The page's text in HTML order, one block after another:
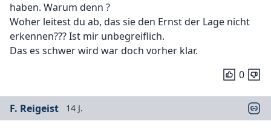
haben. Warum denn ?
Woher leitest du ab, das sie den Ernst der Lage nicht
erkennen??? Ist mir unbegreiflich.
Das es schwer wird war doch vorher klar.
0
F. Reigeist 14 J.